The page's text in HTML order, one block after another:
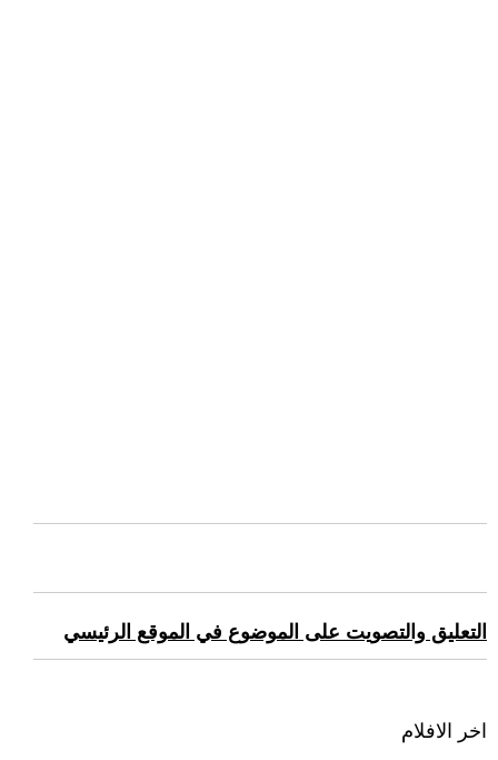
التعليق والتصويت على الموضوع في الموقع الرئيسي
اخر الافلام